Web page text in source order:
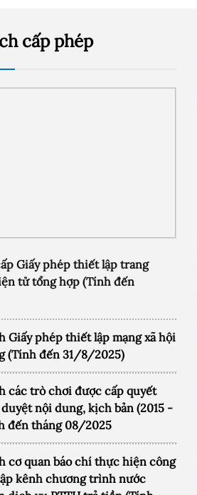
cấp phép
Giấy phép thiết lập trang
tử tổng hợp (Tính đến
Giấy phép thiết lập mạng xã hội
(Tính đến 31/8/2025)
các trò chơi được cấp quyết
nội dung, kịch bản (2015 -
đến tháng 08/2025
cơ quan báo chí thực hiện công
kênh chương trình nước